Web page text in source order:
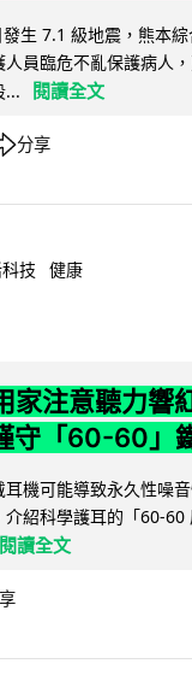
生 7.1 級地震，熊本
員臨危不亂保護病人
...
閱讀全文
分享
技 健康
家注意聽力響
守「60-60」
機可能導致永久性噪
介紹科學護耳的「60-
閱讀全文